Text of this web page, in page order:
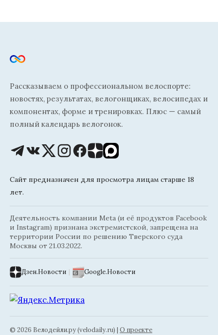
Рассказываем о профессиональном велоспорте:
новостях, результатах, велогонщиках, велосипедах и
компонентах, форме и тренировках. Плюс — самый
полный календарь велогонок.
Сайт предназначен для просмотра лицам старше 18
лет.
Деятельность компании Meta (и её продуктов Facebook
и Instagram) признана экстремистской, запрещена на
территории России по решению Тверского суда
Москвы от 21.03.2022.
Дзен.Новости | Google.Новости
© 2026 Велодейли.ру (velodaily.ru) | О проекте